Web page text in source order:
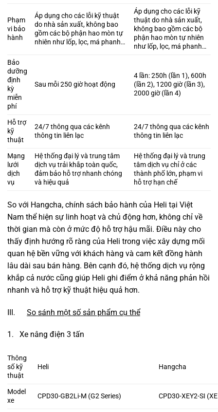
Phạm
vi bảo
hành
Áp dụng cho các lỗi kỹ thuật
do nhà sản xuất, không bao
gồm các bộ phận hao mòn tự
nhiên như lốp, lọc, má phanh…
Áp dụng cho các lỗi kỹ
thuật do nhà sản xuất,
không bao gồm các bộ
phận hao mòn tự nhiên
như lốp, lọc, má phanh…
Bảo
dưỡng
định
kỳ
miễn
phí
Sau mỗi 250 giờ hoạt động
4 lần: 250h (lần 1), 600h
(lần 2), 1200 giờ (lần 3),
2000 giờ (lần 4)
Hỗ trợ
kỹ
thuật
24/7 thông qua các kênh
thông tin liên lạc
24/7 thông qua các kênh
thông tin liên lạc
Mạng
lưới
dịch
vụ
Hệ thống đại lý và trung tâm
dịch vụ trải khắp toàn quốc,
đảm bảo hỗ trợ nhanh chóng
và hiệu quả
Hệ thống đại lý và trung
tâm dịch vụ chỉ ở các
thành phố lớn, phạm vi
hỗ trợ hạn chế
So với Hangcha, chính sách bảo hành của Heli tại Việt
Nam thể hiện sự linh hoạt và chủ động hơn, không chỉ về
thời gian mà còn ở mức độ hỗ trợ hậu mãi. Điều này cho
thấy định hướng rõ ràng của Heli trong việc xây dựng mối
quan hệ bền vững với khách hàng và cam kết đồng hành
lâu dài sau bán hàng. Bên cạnh đó, hệ thống dịch vụ rộng
khắp cả nước cũng giúp Heli ghi điểm ở khả năng phản hồi
nhanh và hỗ trợ kỹ thuật hiệu quả hơn.
III. So sánh một số sản phẩm cụ thể
1. Xe nâng điện 3 tấn
Thông
số kỹ
thuật
Heli Hangcha
Model
xe
CPD30-GB2Li-M (G2 Series) CPD30-XEY2-SI